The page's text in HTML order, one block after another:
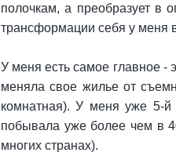
полочкам, а преобразует в
трансформации себя у меня
У меня есть самое главное -
меняла свое жилье от
комнатная). У меня уже 5-
побывала уже более чем в
многих странах).